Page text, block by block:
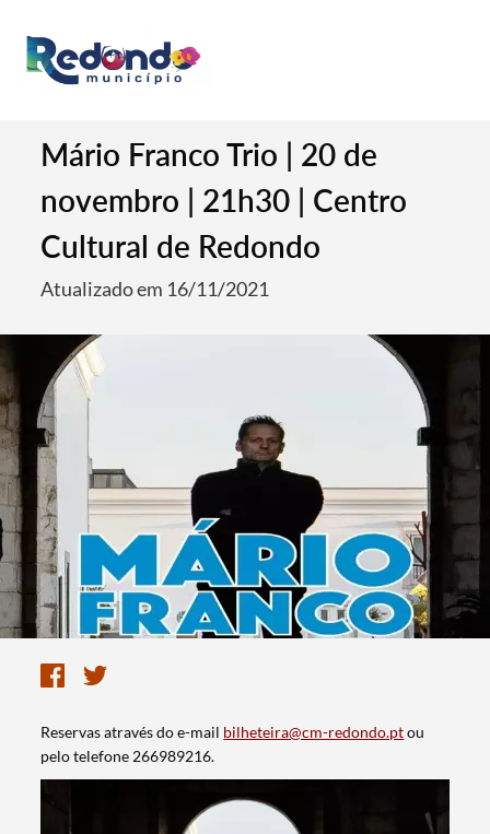
Mário Franco Trio | 20 de
novembro | 21h30 | Centro
Cultural de Redondo
Atualizado em 16/11/2021
Reservas através do e-mail bilheteira@cm-redondo.ptou
pelo telefone 266989216.